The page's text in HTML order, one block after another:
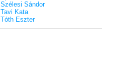
Szélesi Sándor
Tavi Kata
Tóth Eszter